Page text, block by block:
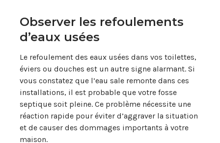
Observer les refoulements
d’eaux usées
Le refoulement des eaux usées dans vos toilettes,
éviers ou douches est un autre signe alarmant. Si
vous constatez que l’eau sale remonte dans ces
installations, il est probable que votre fosse
septique soit pleine. Ce problème nécessite une
réaction rapide pour éviter d’aggraver la situation
et de causer des dommages importants à votre
maison.